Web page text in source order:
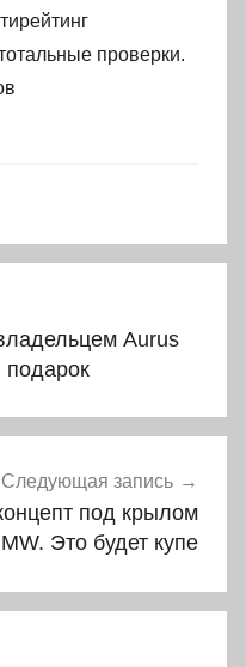
проверки.
Aurus
подарок
Следующая запись
под крылом
Это будет купе